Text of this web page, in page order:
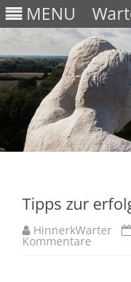
MENU
Tipps zur
HinnerkWarter
Kommentare